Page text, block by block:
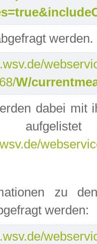
werden.
W/
dabei mit
zu
werden: